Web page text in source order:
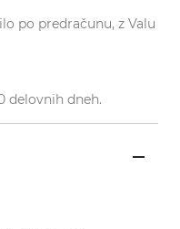
po predračunu, z Valu
delovnih dneh.